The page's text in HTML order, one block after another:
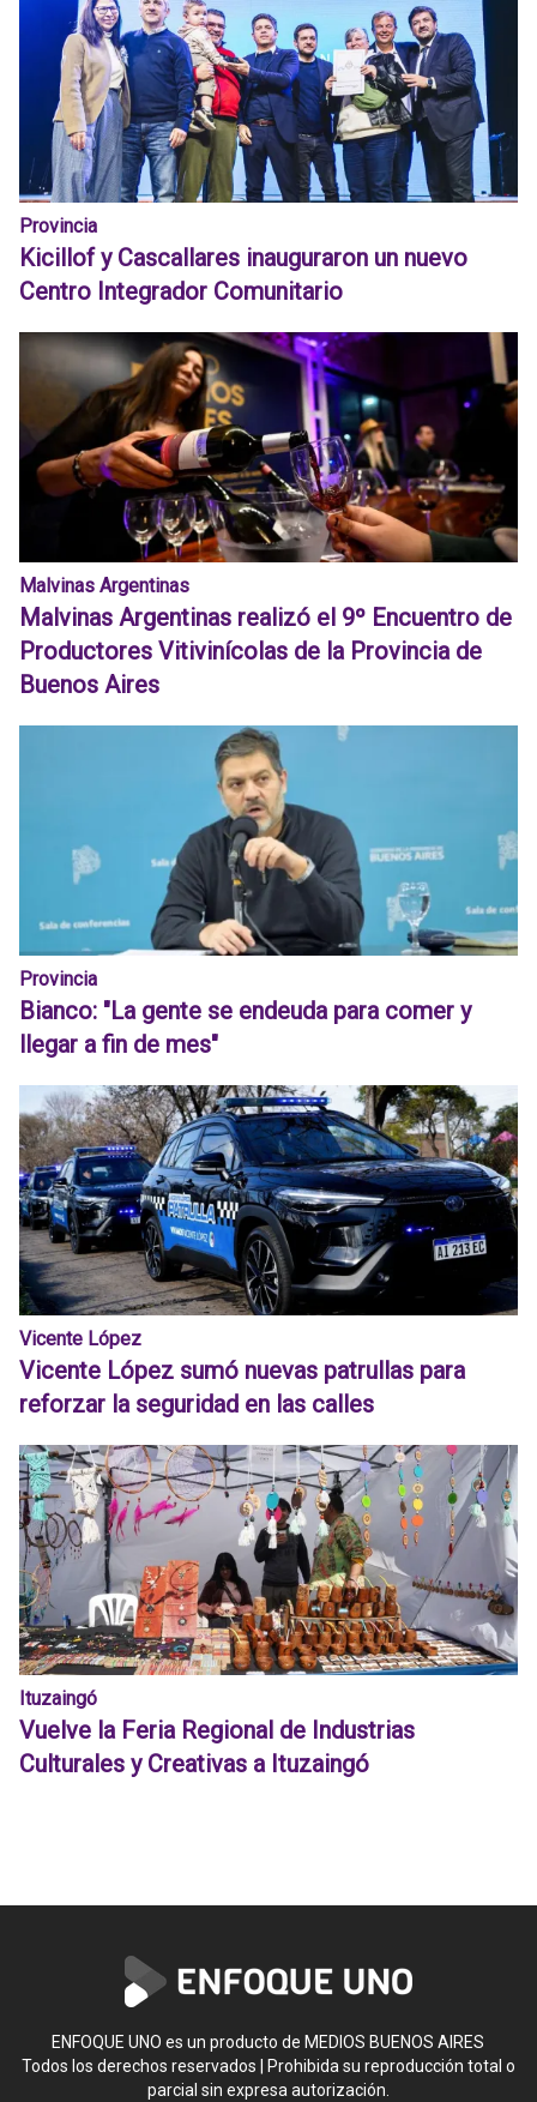
Provincia
Kicillof y Cascallares inauguraron un nuevo
Centro Integrador Comunitario
Malvinas Argentinas
Malvinas Argentinas realizó el 9º Encuentro de
Productores Vitivinícolas de la Provincia de
Buenos Aires
Provincia
Bianco: "La gente se endeuda para comer y
llegar a fin de mes"
Vicente López
Vicente López sumó nuevas patrullas para
reforzar la seguridad en las calles
Ituzaingó
Vuelve la Feria Regional de Industrias
Culturales y Creativas a Ituzaingó
ENFOQUE UNO es un producto de MEDIOS BUENOS AIRES
Todos los derechos reservados | Prohibida su reproducción total o
parcial sin expresa autorización.